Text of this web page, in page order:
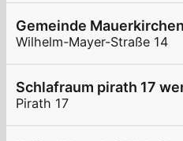
Gemeinde Mauerkirchen
Wilhelm-Mayer-Straße 14
Schlafraum pirath 17
Pirath 17